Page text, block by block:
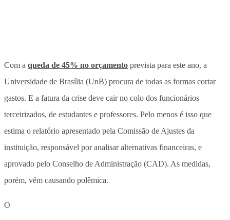
Com a queda de 45% no orçamento prevista para este ano, a
Universidade de Brasília (UnB) procura de todas as formas cortar
gastos. E a fatura da crise deve cair no colo dos funcionários
terceirizados, de estudantes e professores. Pelo menos é isso que
estima o relatório apresentado pela Comissão de Ajustes da
instituição, responsável por analisar alternativas financeiras, e
aprovado pelo Conselho de Administração (CAD). As medidas,
porém, vêm causando polêmica.
O